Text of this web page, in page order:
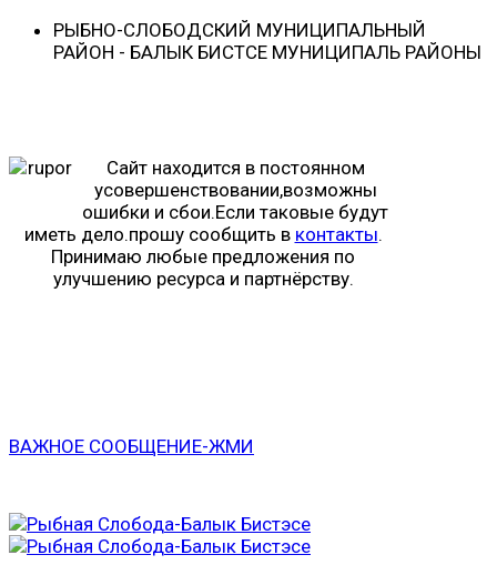
РЫБНО-CЛОБОДСКИЙ МУНИЦИПАЛЬНЫЙ
РАЙОН - БАЛЫК БИСТӘСЕ МУНИЦИПАЛЬ РАЙОНЫ
Сайт находится в постоянном
усовершенствовании,возможны
ошибки и сбои.Если таковые будут
иметь дело.прошу сообщить в контакты.
Принимаю любые предложения по
улучшению ресурса и партнёрству.
ВАЖНОЕ СООБЩЕНИЕ-ЖМИ